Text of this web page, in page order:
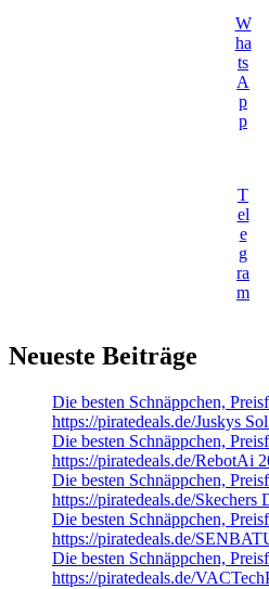
W
ha
ts
A
p
p
T
el
e
g
ra
m
Neueste Beiträge
Die besten Schnäppchen,
https://piratedeals.de/Juskys
Die besten Schnäppchen,
https://piratedeals.de/RebotAi
Die besten Schnäppchen,
https://piratedeals.de/
Die besten Schnäppchen,
https://piratedeals.de/
Die besten Schnäppchen,
https://piratedeals.de/